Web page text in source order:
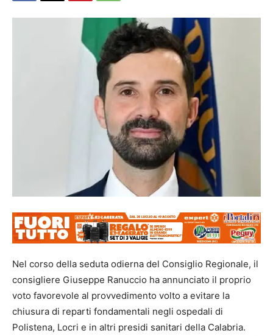
Nel corso della seduta odierna del Consiglio Regionale, il
consigliere Giuseppe Ranuccio ha annunciato il proprio
voto favorevole al provvedimento volto a evitare la
chiusura di reparti fondamentali negli ospedali di
Polistena, Locri e in altri presidi sanitari della Calabria.